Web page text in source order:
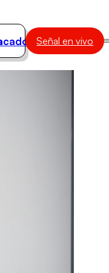
Señal en vivo